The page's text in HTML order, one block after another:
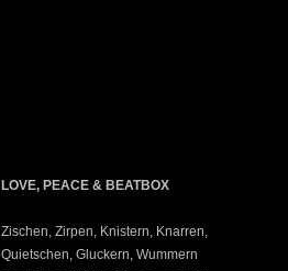
LOVE, PEACE & BEATBOX
Zischen, Zirpen, Knistern, Knarren,
Quietschen, Gluckern, Wummern